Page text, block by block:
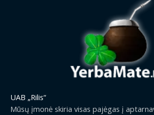
UAB „Rilis“
Mūsų įmonė skiria visas pajėgas į